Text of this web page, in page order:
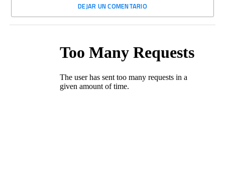
DEJAR UN COMENTARIO